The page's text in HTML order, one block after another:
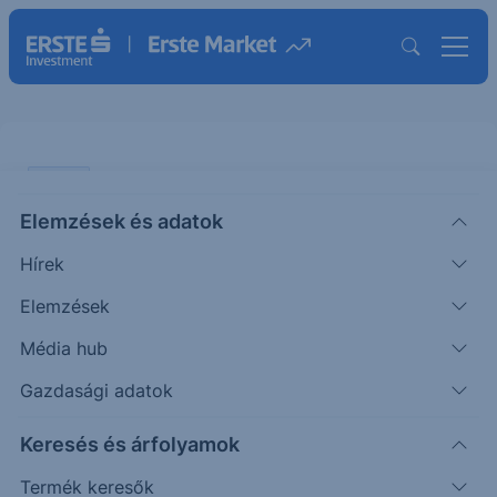
Elemzések és adatok
Hírek
Elemzések
Média hub
Gazdasági adatok
Keresés és árfolyamok
Termék keresők
sajtótájékoztatóján bejelentette, hogy politikai
megállapodást kötöttek Ursula von der Leyennel,